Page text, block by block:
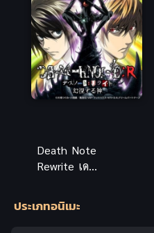
Death Note
Rewrite เดธ
ประเภทอนิเมะ